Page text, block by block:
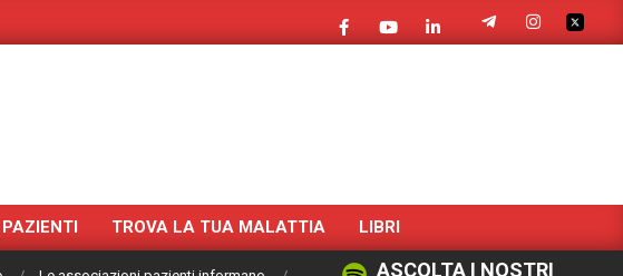
TROVA LA TUA MALATTIA LIBRI
ASCOLTA I NOSTRI